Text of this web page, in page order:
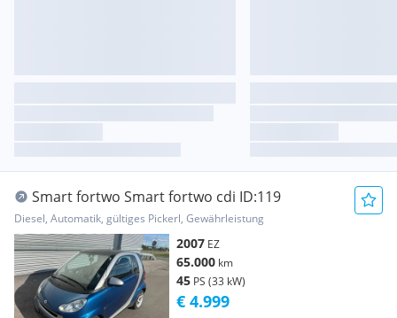
Smart fortwo Smart fortwo cdi ID:119
Diesel, Automatik, gültiges Pickerl, Gewährleistung
2007 EZ
65.000 km
45 PS (33 kW)
€ 4.999